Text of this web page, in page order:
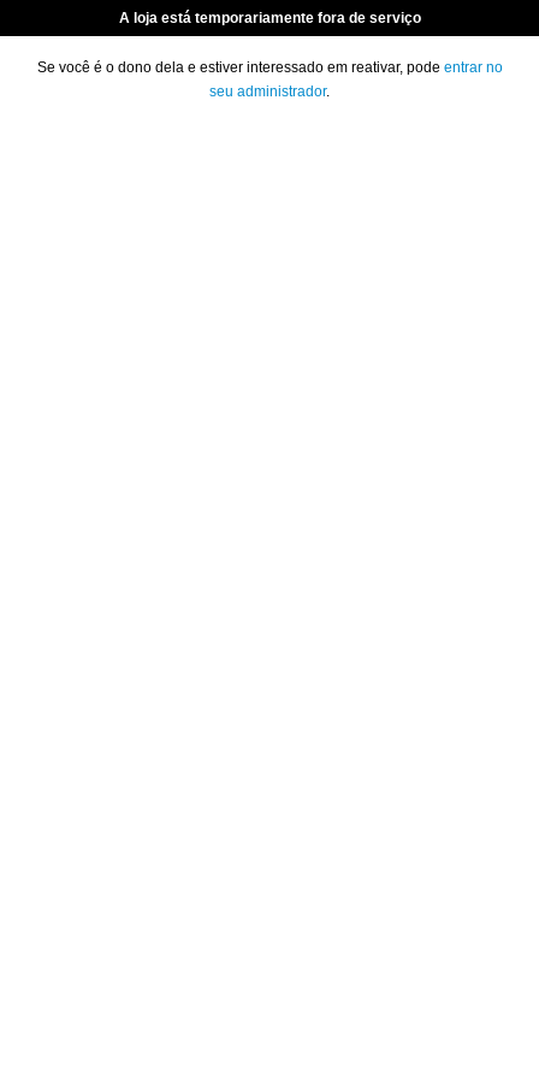
A loja está temporariamente fora de serviço
Se você é o dono dela e estiver interessado em reativar, pode entrar no
seu administrador.